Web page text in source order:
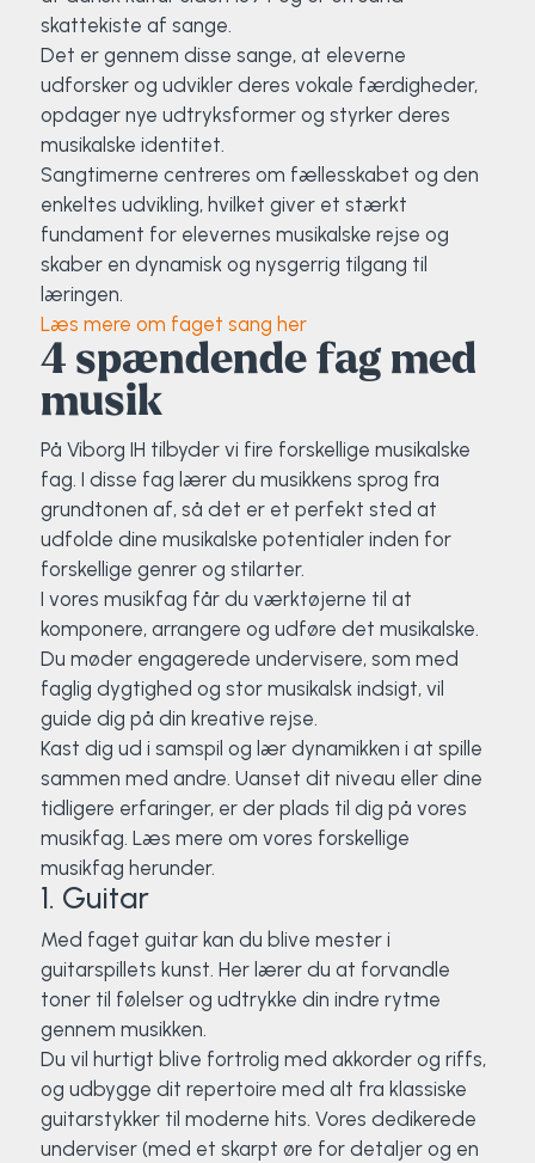
skattekiste af sange.
Det er gennem disse sange, at eleverne
udforsker og udvikler deres vokale færdigheder,
opdager nye udtryksformer og styrker deres
musikalske identitet.
Sangtimerne centreres om fællesskabet og den
enkeltes udvikling, hvilket giver et stærkt
fundament for elevernes musikalske rejse og
skaber en dynamisk og nysgerrig tilgang til
læringen.
Læs mere om faget sang her
4 spændende fag med
musik
På Viborg IH tilbyder vi fire forskellige musikalske
fag. I disse fag lærer du musikkens sprog fra
grundtonen af, så det er et perfekt sted at
udfolde dine musikalske potentialer inden for
forskellige genrer og stilarter.
I vores musikfag får du værktøjerne til at
komponere, arrangere og udføre det musikalske.
Du møder engagerede undervisere, som med
faglig dygtighed og stor musikalsk indsigt, vil
guide dig på din kreative rejse.
Kast dig ud i samspil og lær dynamikken i at spille
sammen med andre. Uanset dit niveau eller dine
tidligere erfaringer, er der plads til dig på vores
musikfag. Læs mere om vores forskellige
musikfag herunder.
1. Guitar
Med faget guitar kan du blive mester i
guitarspillets kunst. Her lærer du at forvandle
toner til følelser og udtrykke din indre rytme
gennem musikken.
Du vil hurtigt blive fortrolig med akkorder og riffs,
og udbygge dit repertoire med alt fra klassiske
guitarstykker til moderne hits. Vores dedikerede
underviser (med et skarpt øre for detaljer og en